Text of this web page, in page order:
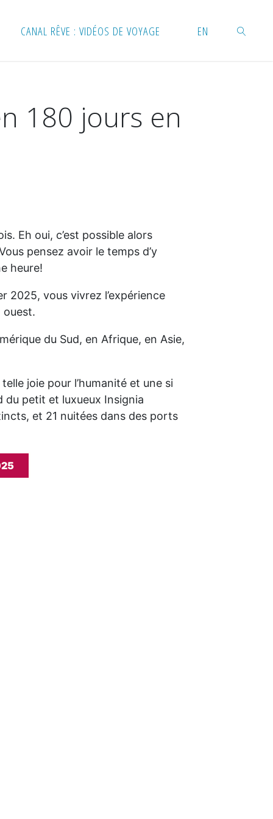
CANAL RÊVE : VIDÉOS DE VOYAGE EN
180 jours en
Eh oui, c’est possible alors
pensez avoir le temps d’y
heure!
2025, vous vivrez l’expérience
ouest.
du Sud, en Afrique, en Asie,
joie pour l’humanité et une si
du petit et luxueux Insignia
et 21 nuitées dans des ports